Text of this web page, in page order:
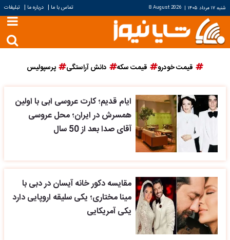
شنبه ۱۷ مرداد ۱۴۰۵ |
8 August 2026 تماس با ما | درباره ما | تبلیغات
قیمت خودرو قیمت سکه دانش آراستگی پرسپولیس
ایام قدیم؛ کارت عروسی ابی با اولین
همسرش در ایران؛ محل عروسی
آقای صدا بعد از 50 سال
مقایسه دکور خانه آیسان در دبی با
مینا مختاری؛ یکی سلیقه اروپایی دارد
یکی آمریکایی